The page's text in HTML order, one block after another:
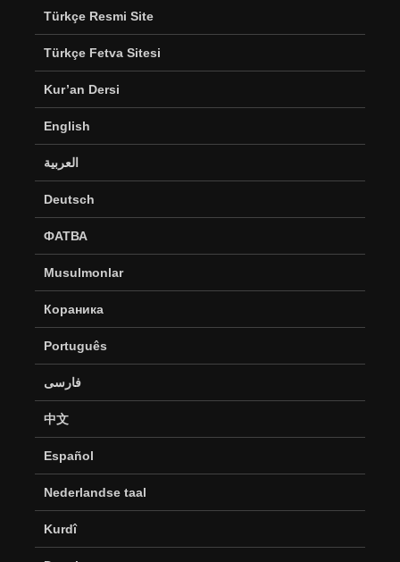
Türkçe Resmi Site
Türkçe Fetva Sitesi
Kur’an Dersi
English
العربية
Deutsch
ФАТВА
Musulmonlar
Кораника
Português
فارسی
中文
Español
Nederlandse taal
Kurdî